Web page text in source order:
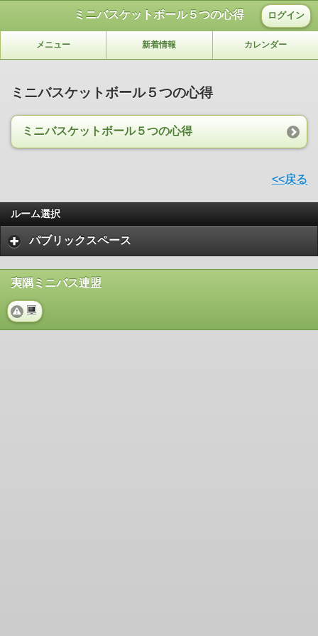
ミニバスケットボール５つの心得 ログイン
メニュー 新着情報 カレンダー
ミニバスケットボール５つの心得
ミニバスケットボール５つの心得
<<戻る
ルーム選択
パブリックスペース
夷隅ミニバス連盟